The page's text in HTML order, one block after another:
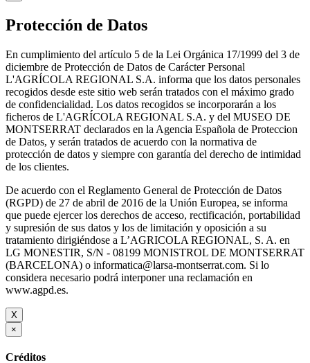
Protección de Datos
En cumplimiento del artículo 5 de la Lei Orgánica 17/1999 del 3 de
diciembre de Protección de Datos de Carácter Personal
L'AGRÍCOLA REGIONAL S.A. informa que los datos personales
recogidos desde este sitio web serán tratados con el máximo grado
de confidencialidad. Los datos recogidos se incorporarán a los
ficheros de L'AGRÍCOLA REGIONAL S.A. y del MUSEO DE
MONTSERRAT declarados en la Agencia Española de Proteccion
de Datos, y serán tratados de acuerdo con la normativa de
protección de datos y siempre con garantía del derecho de intimidad
de los clientes.
De acuerdo con el Reglamento General de Protección de Datos
(RGPD) de 27 de abril de 2016 de la Unión Europea, se informa
que puede ejercer los derechos de acceso, rectificación, portabilidad
y supresión de sus datos y los de limitación y oposición a su
tratamiento dirigiéndose a L’AGRICOLA REGIONAL, S. A. en
LG MONESTIR, S/N - 08199 MONISTROL DE MONTSERRAT
(BARCELONA) o informatica@larsa-montserrat.com. Si lo
considera necesario podrá interponer una reclamación en
www.agpd.es.
X
×
Créditos